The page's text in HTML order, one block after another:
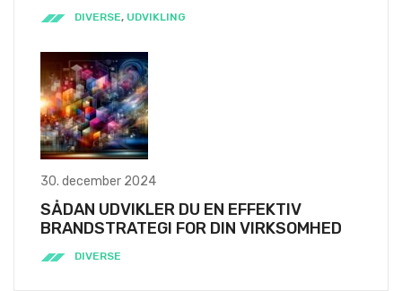
DIVERSE, UDVIKLING
30. december 2024
SÅDAN UDVIKLER DU EN EFFEKTIV
BRANDSTRATEGI FOR DIN VIRKSOMHED
DIVERSE